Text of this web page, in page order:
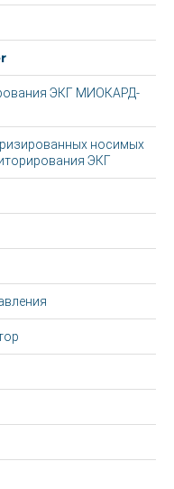
ЭКГ МИОКАРД-
носимых
ЭКГ